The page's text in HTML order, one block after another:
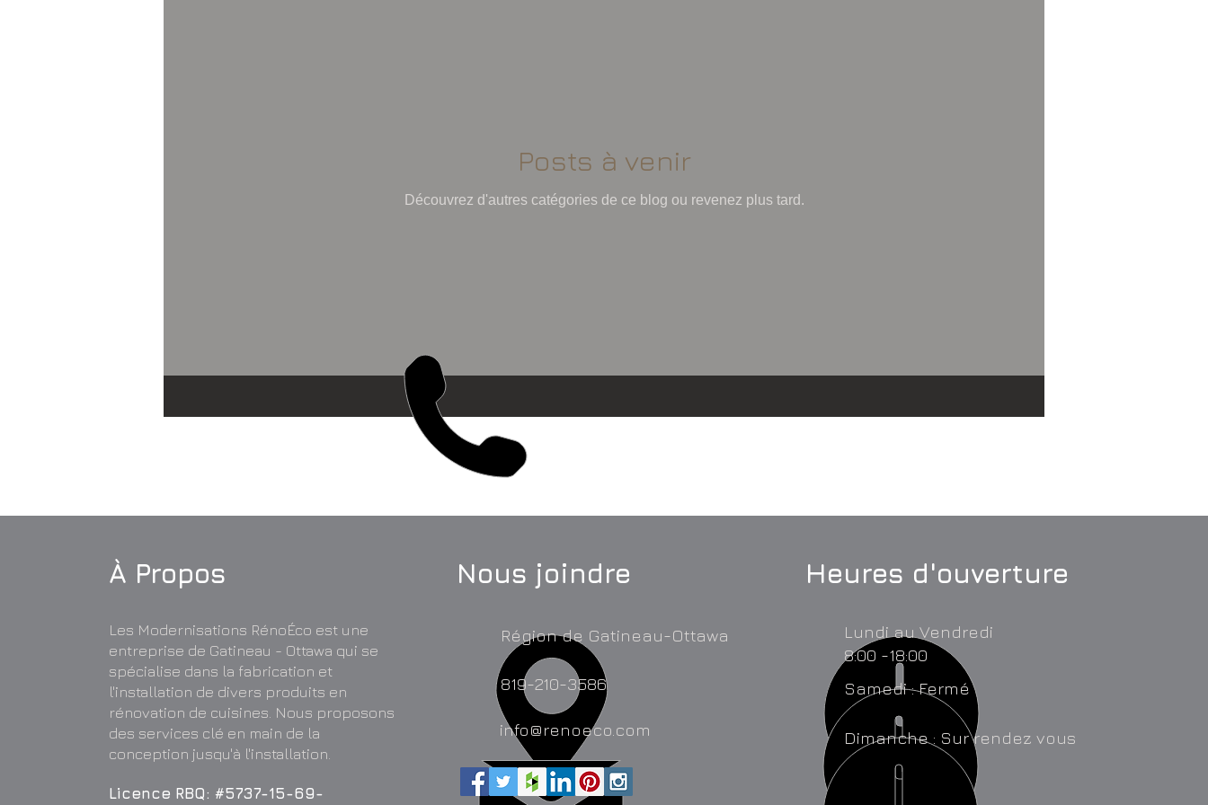
Posts à venir
Découvrez d'autres catégories de ce blog ou revenez plus tard.
À Propos
Les Modernisations RénoÉco est une
entreprise de Gatineau - Ottawa qui se
spécialise dans la fabrication et
l'installation de divers produits en
rénovation de cuisines. Nous proposons
des services clé en main de la
conception jusqu'à l'installation.
Licence RBQ: #5737-15-69-
Nous joindre
Région de Gatineau-Ottawa
819-210-3586
info@renoeco.com
Heures d'ouverture
Lundi au Vendredi
8:00 -18:00
Samedi : Fermé
Dimanche : Sur rendez vous